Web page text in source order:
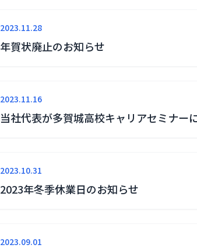
2023.11.28
年賀状廃止のお知らせ
2023.11.16
当社代表が多賀城高校キャリアセミナー
2023.10.31
2023年冬季休業日のお知らせ
2023.09.01